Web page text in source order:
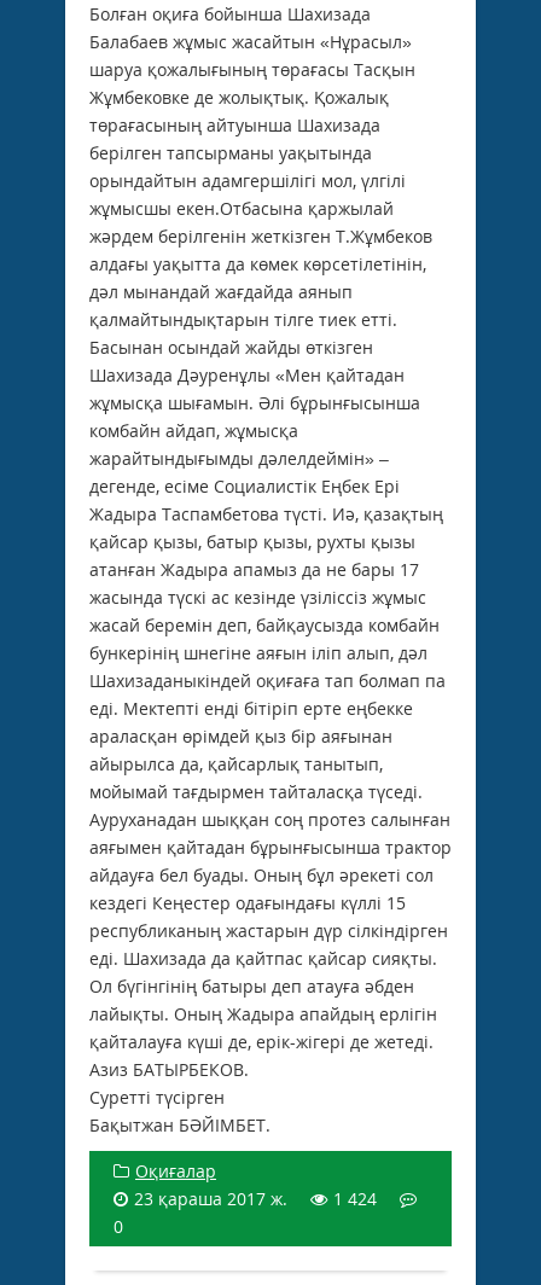
Болған оқиға бойынша Шахизада
Балабаев жұмыс жасайтын «Нұрасыл»
шаруа қожалығының төрағасы Тасқын
Жұмбековке де жолықтық. Қожалық
төрағасының айтуынша Шахизада
берілген тапсырманы уақытында
орындайтын адамгершілігі мол, үлгілі
жұмысшы екен.Отбасына қаржылай
жәрдем берілгенін жеткізген Т.Жұмбеков
алдағы уақытта да көмек көрсетілетінін,
дәл мынандай жағдайда аянып
қалмайтындықтарын тілге тиек етті.
Басынан осындай жайды өткізген
Шахизада Дәуренұлы «Мен қайтадан
жұмысқа шығамын. Әлі бұрынғысынша
комбайн айдап, жұмысқа
жарайтындығымды дәлелдеймін» –
дегенде, есіме Социалистік Еңбек Ері
Жадыра Таспамбетова түсті. Иә, қазақтың
қайсар қызы, батыр қызы, рухты қызы
атанған Жадыра апамыз да не бары 17
жасында түскі ас кезінде үзіліссіз жұмыс
жасай беремін деп, байқаусызда комбайн
бункерінің шнегіне аяғын іліп алып, дәл
Шахизаданыкіндей оқиғаға тап болмап па
еді. Мектепті енді бітіріп ерте еңбекке
араласқан өрімдей қыз бір аяғынан
айырылса да, қайсарлық танытып,
мойымай тағдырмен тайталасқа түседі.
Ауруханадан шыққан соң протез салынған
аяғымен қайтадан бұрынғысынша трактор
айдауға бел буады. Оның бұл әрекеті сол
кездегі Кеңестер одағындағы күллі 15
республиканың жастарын дүр сілкіндірген
еді. Шахизада да қайтпас қайсар сияқты.
Ол бүгінгінің батыры деп атауға әбден
лайықты. Оның Жадыра апайдың ерлігін
қайталауға күші де, ерік-жігері де жетеді.
Азиз БАТЫРБЕКОВ.
Суретті түсірген
Бақытжан БӘЙІМБЕТ.
Оқиғалар
23 қараша 2017 ж.
1 424
0